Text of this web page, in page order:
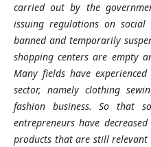
carried out by the
issuing regulations on
banned and temporarily
shopping centers are empty
Many fields have
sector, namely clothing
fashion business. So that
entrepreneurs have
products that are still